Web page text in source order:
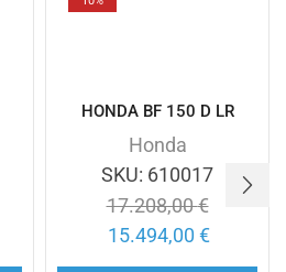
HONDA BF 150 D LR
Honda
SKU: 610017
17.208,00€
15.494,00 €